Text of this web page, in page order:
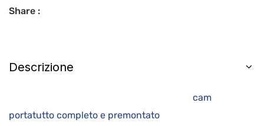
Share :
Descrizione
cam
portatutto completo e premontato